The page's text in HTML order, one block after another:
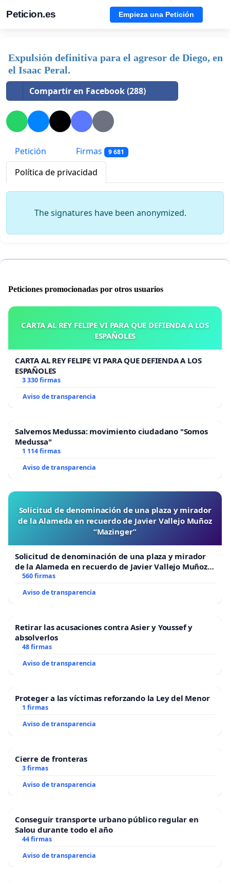
Peticion.es Empieza una Petición
Expulsión definitiva para el agresor de Diego, en
el Isaac Peral.
Compartir en Facebook (288)
Petición Firmas 9 681
Política de privacidad
The signatures have been anonymized.
Peticiones promocionadas por otros usuarios
CARTA AL REY FELIPE VI PARA QUE DEFIENDA A LOS
ESPAÑOLES
CARTA AL REY FELIPE VI PARA QUE DEFIENDA A LOS
ESPAÑOLES
3 330 firmas
Aviso de transparencia
Salvemos Medussa: movimiento ciudadano "Somos
Medussa"
1 114 firmas
Aviso de transparencia
Solicitud de denominación de una plaza y mirador
de la Alameda en recuerdo de Javier Vallejo Muñoz
“Mazinger”
Solicitud de denominación de una plaza y mirador
de la Alameda en recuerdo de Javier Vallejo Muñoz
“Mazinger”
560 firmas
Aviso de transparencia
Retirar las acusaciones contra Asier y Youssef y
absolverlos
48 firmas
Aviso de transparencia
Proteger a las víctimas reforzando la Ley del Menor
1 firmas
Aviso de transparencia
Cierre de fronteras
3 firmas
Aviso de transparencia
Conseguir transporte urbano público regular en
Salou durante todo el año
44 firmas
Aviso de transparencia